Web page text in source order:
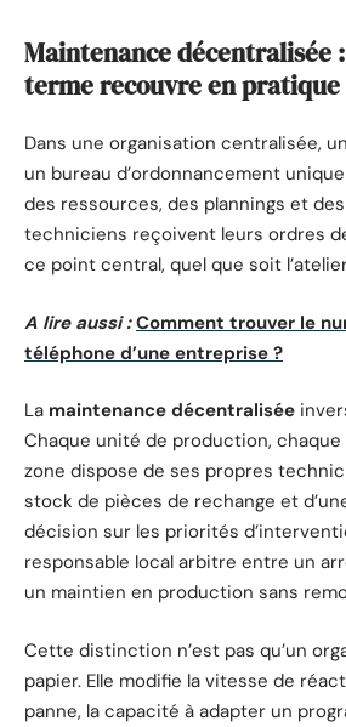
Maintenance décentralisée
terme recouvre en pratique
Dans une organisation centralisée,
un bureau d’ordonnancement
des ressources, des plannings et
techniciens reçoivent leurs ordres
ce point central, quel que soit
A lire aussi : Comment trouver le
téléphone d’une entreprise ?
La maintenance décentralisée
Chaque unité de production, chaque
zone dispose de ses propres
stock de pièces de rechange et
décision sur les priorités
responsable local arbitre entre un
un maintien en production sans
Cette distinction n’est pas qu’un
papier. Elle modifie la vitesse de
panne, la capacité à adapter un